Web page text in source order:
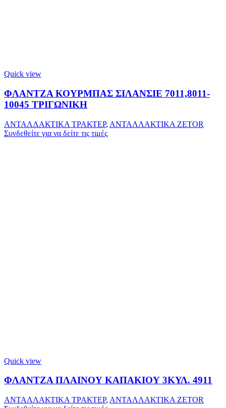
Quick view
ΦΛΑΝΤΖΑ ΚΟΥΡΜΠΑΣ ΣΙΛΑΝΣΙΕ 7011,8011-
10045 ΤΡΙΓΩΝΙΚΗ
ΑΝΤΑΛΛΑΚΤΙΚΑ ΤΡΑΚΤΕΡ, ΑΝΤΑΛΛΑΚΤΙΚΑ ZETOR
Συνδεθείτε για να δείτε τις τιμές
Quick view
ΦΛΑΝΤΖΑ ΠΛΑΙΝΟΥ ΚΑΠΑΚΙΟΥ 3ΚΥΛ. 4911
ΑΝΤΑΛΛΑΚΤΙΚΑ ΤΡΑΚΤΕΡ, ΑΝΤΑΛΛΑΚΤΙΚΑ ZETOR